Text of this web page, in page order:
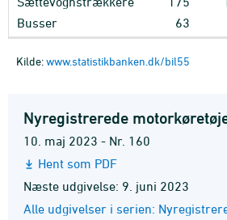
Busser
63
Kilde:www.statistikbanken.dk/bil55
Nyregistrerede
10. maj 2023 - Nr. 160
Hent som PDF
Næste udgivelse: 9. juni 2023
Alle udgivelser i serien: